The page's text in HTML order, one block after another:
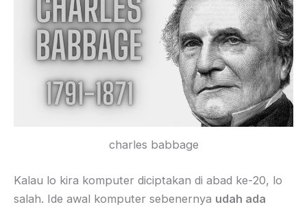
charles babbage
Kalau lo kira komputer diciptakan di abad ke-20, lo
salah. Ide awal komputer sebenernya udah ada